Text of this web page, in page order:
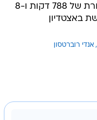
ביתי בפרמיירליג, וכך קטע בצורת של 788 דקות ו-8
באצטדיון
אנדי רוברטסון